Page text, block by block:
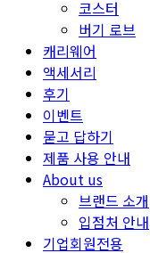
코스터
버기 로브
캐리웨어
액세서리
후기
이벤트
묻고 답하기
제품 사용 안내
About us
브랜드 소개
입점처 안내
기업회원전용